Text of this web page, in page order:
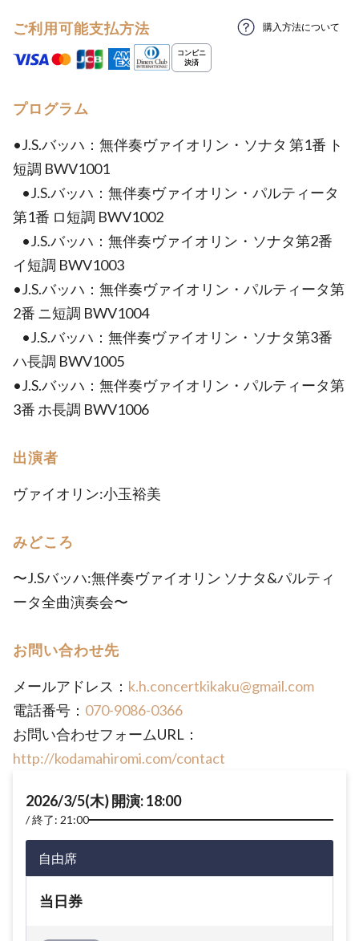
ご利用可能支払方法 購入方法について
プログラム
•J.S.バッハ：無伴奏ヴァイオリン・ソナタ 第1番 ト
短調 BWV1001
•J.S.バッハ：無伴奏ヴァイオリン・パルティータ
第1番 ロ短調 BWV1002
•J.S.バッハ：無伴奏ヴァイオリン・ソナタ第2番
イ短調 BWV1003
•J.S.バッハ：無伴奏ヴァイオリン・パルティータ第
2番 ニ短調 BWV1004
•J.S.バッハ：無伴奏ヴァイオリン・ソナタ第3番
ハ長調 BWV1005
•J.S.バッハ：無伴奏ヴァイオリン・パルティータ第
3番 ホ長調 BWV1006
出演者
ヴァイオリン:小玉裕美
みどころ
〜J.Sバッハ:無伴奏ヴァイオリン ソナタ&パルティ
ータ全曲演奏会〜
お問い合わせ先
メールアドレス： k.h.concertkikaku@gmail.com
電話番号： 070-9086-0366
お問い合わせフォームURL：
http://kodamahiromi.com/contact
2026/3/5(木) 開演: 18:00
終了: 21:00
自由席
当日券